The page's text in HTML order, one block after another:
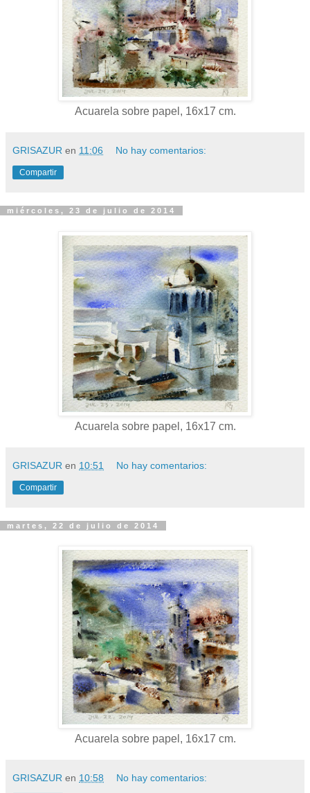
Acuarela sobre papel, 16x17 cm.
GRISAZUR en 11:06 No hay comentarios:
Compartir
miércoles, 23 de julio de 2014
Acuarela sobre papel, 16x17 cm.
GRISAZUR en 10:51 No hay comentarios:
Compartir
martes, 22 de julio de 2014
Acuarela sobre papel, 16x17 cm.
GRISAZUR en 10:58 No hay comentarios: